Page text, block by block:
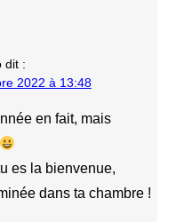
dit :
2022 à 13:48
en fait, mais
es la bienvenue,
dans ta chambre !